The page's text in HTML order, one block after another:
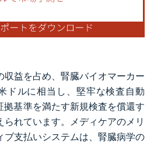
収益を占め、腎臓バイオマーカー
ドルに相当し、堅牢な検査自動
拠基準を満たす新規検査を償還す
られています。メディケアのメリ
ブ支払いシステムは、腎臓病学の